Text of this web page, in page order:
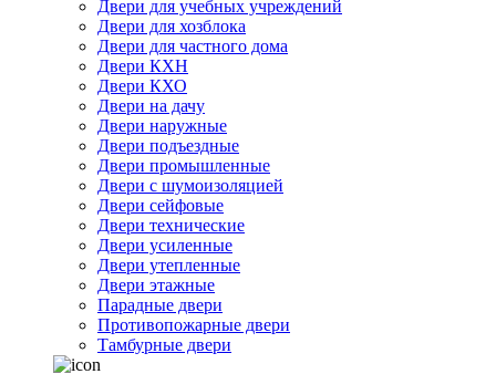
Двери для учебных учреждений
Двери для хозблока
Двери для частного дома
Двери КХН
Двери КХО
Двери на дачу
Двери наружные
Двери подъездные
Двери промышленные
Двери с шумоизоляцией
Двери сейфовые
Двери технические
Двери усиленные
Двери утепленные
Двери этажные
Парадные двери
Противопожарные двери
Тамбурные двери